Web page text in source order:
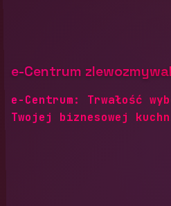
e-Centrum
e-Centrum: Trwałość
Twojej biznesowej